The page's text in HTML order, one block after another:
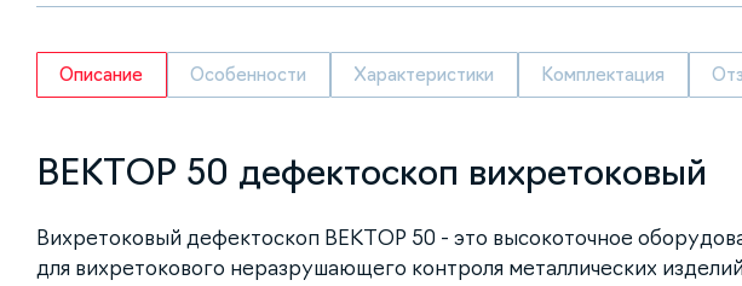
Описание Особенности Характеристики Комплектация
ВЕКТОР 50 дефектоскоп вихретоковый
Вихретоковый дефектоскоп ВЕКТОР 50 - это высокоточное
для вихретокового неразрушающего контроля металлических